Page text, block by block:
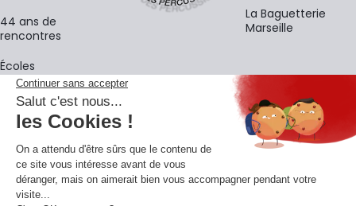
44 ans de
rencontres
Écoles
La Baguetterie
Marseille
La newsletter
Adresse e-mail
En vous inscrivant à notre newsletter, vous acceptez notre
confidentialité.
Retrouvons-nous sur